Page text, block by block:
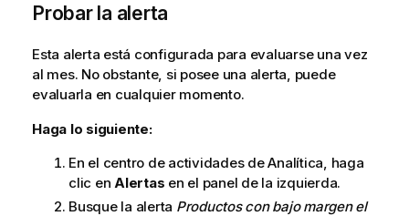
Probar la alerta
Esta alerta está configurada para evaluarse una vez
al mes. No obstante, si posee una alerta, puede
evaluarla en cualquier momento.
Haga lo siguiente:
En el centro de actividades deAnalítica , haga
clic en Alertas en el panel de la izquierda.
Busque la alerta Productos con bajo margen el